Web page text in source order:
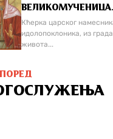
Кћерка царског
идолопоклоника, из
живота...